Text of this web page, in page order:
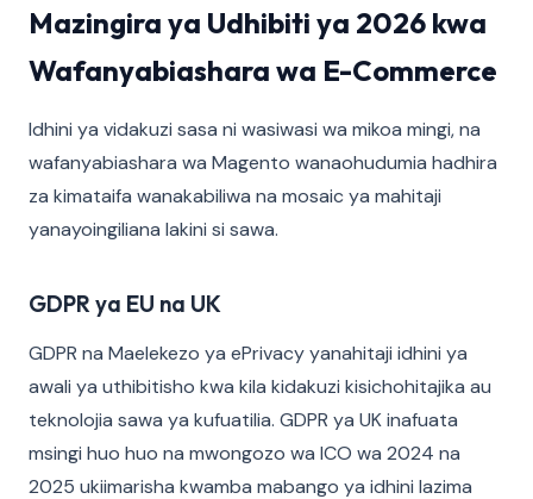
Mazingira ya Udhibiti ya 2026 kwa
Wafanyabiashara wa E-Commerce
Idhini ya vidakuzi sasa ni wasiwasi wa mikoa mingi, na
wafanyabiashara wa Magento wanaohudumia hadhira
za kimataifa wanakabiliwa na mosaic ya mahitaji
yanayoingiliana lakini si sawa.
GDPR ya EU na UK
GDPR na Maelekezo ya ePrivacy yanahitaji idhini ya
awali ya uthibitisho kwa kila kidakuzi kisichohitajika au
teknolojia sawa ya kufuatilia. GDPR ya UK inafuata
msingi huo huo na mwongozo wa ICO wa 2024 na
2025 ukiimarisha kwamba mabango ya idhini lazima